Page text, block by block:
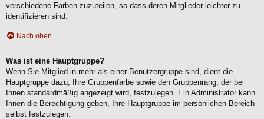
verschiedene Farben zuzuteilen, so dass deren Mitglieder leichter zu
identifizieren sind.
Nach oben
Was ist eine Hauptgruppe?
Wenn Sie Mitglied in mehr als einer Benutzergruppe sind, dient die
Hauptgruppe dazu, Ihre Gruppenfarbe sowie den Gruppenrang, der bei
Ihnen standardmäßig angezeigt wird, festzulegen. Ein Administrator kann
Ihnen die Berechtigung geben, Ihre Hauptgruppe im persönlichen Bereich
selbst festzulegen.